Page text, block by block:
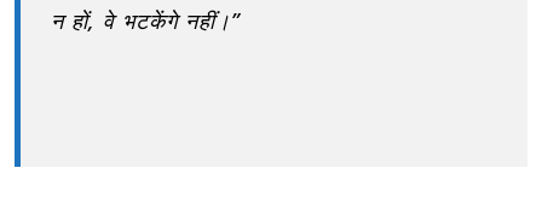
न हों, वे भटकेंगे नहीं।”